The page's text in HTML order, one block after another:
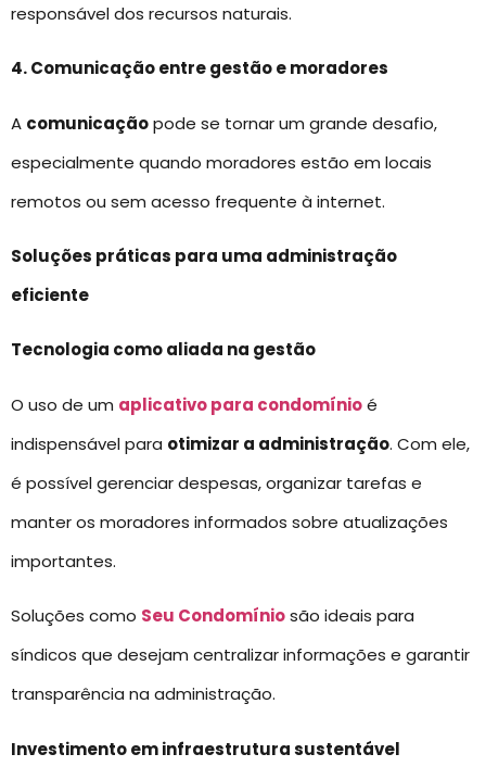
responsável dos recursos naturais.
4. Comunicação entre gestão e moradores
A comunicaçãopode se tornar um grande desafio,
especialmente quando moradores estão em locais
remotos ou sem acesso frequente à internet.
Soluções práticas para uma administração
eficiente
Tecnologia como aliada na gestão
O uso de um aplicativo para condomínioé
indispensável para otimizar a administração. Com ele,
é possível gerenciar despesas, organizar tarefas e
manter os moradores informados sobre atualizações
importantes.
Soluções como Seu Condomíniosão ideais para
síndicos que desejam centralizar informações e garantir
transparência na administração.
Investimento em infraestrutura sustentável